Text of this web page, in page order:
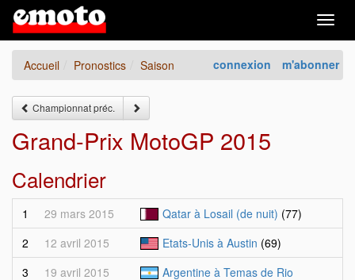
connexion m'abonner
Accueil Pronostics Saison
Championnat préc.
Grand-Prix MotoGP 2015
Calendrier
1 29 mars 2015 Qatar à Losail (de nuit) (77)
2
12 avril 2015 Etats-Unis à Austin (69)
3
19 avril 2015
Argentine à Temas de Rio